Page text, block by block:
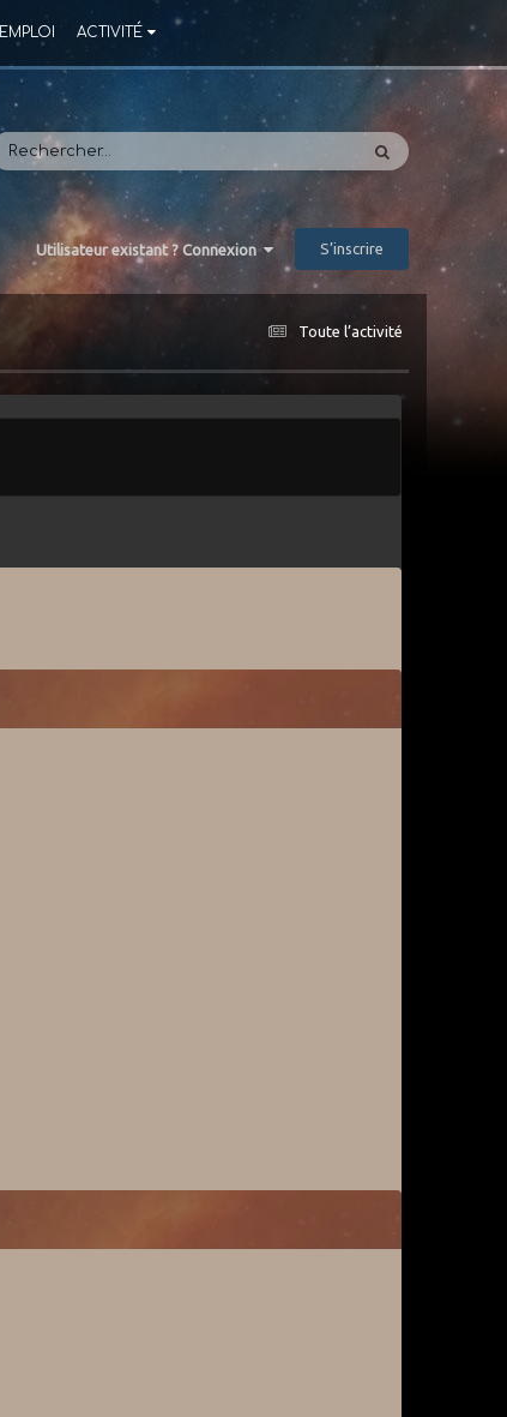
EMPLOI ACTIVITÉ
Utilisateur existant ? Connexion S’inscrire
Toute l’activité